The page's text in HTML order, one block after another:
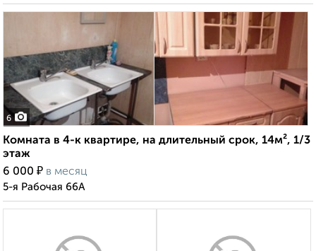
6
Комната в 4-к квартире, на длительный срок, 14м², 1/3
этаж
6 000 ₽ в месяц
5-я Рабочая 66А